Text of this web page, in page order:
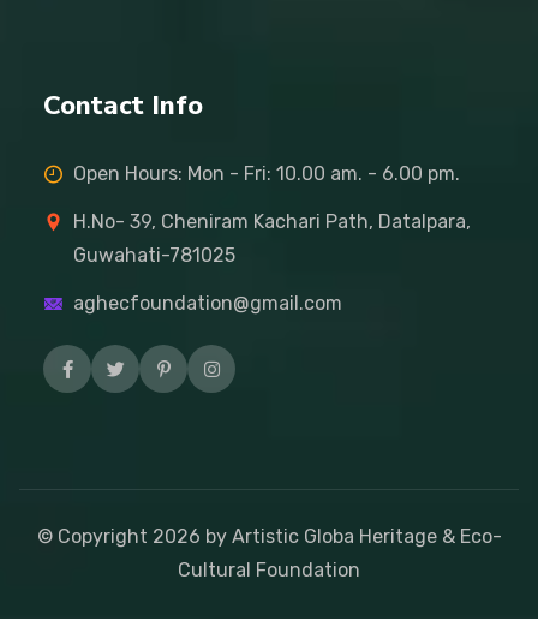
Contact Info
Open Hours: Mon - Fri: 10.00 am. - 6.00 pm.
H.No- 39, Cheniram Kachari Path, Datalpara,
Guwahati-781025
aghecfoundation@gmail.com
© Copyright 2026 by Artistic Globa Heritage & Eco-
Cultural Foundation